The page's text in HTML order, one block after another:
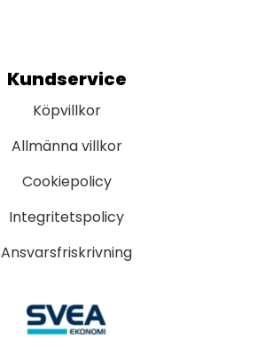
Kundservice
Köpvillkor
Allmänna villkor
Cookiepolicy
Integritetspolicy
Ansvarsfriskrivning